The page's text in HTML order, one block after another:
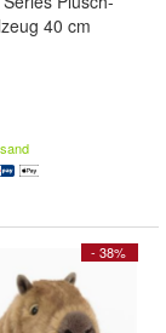
40 cm
- 38%